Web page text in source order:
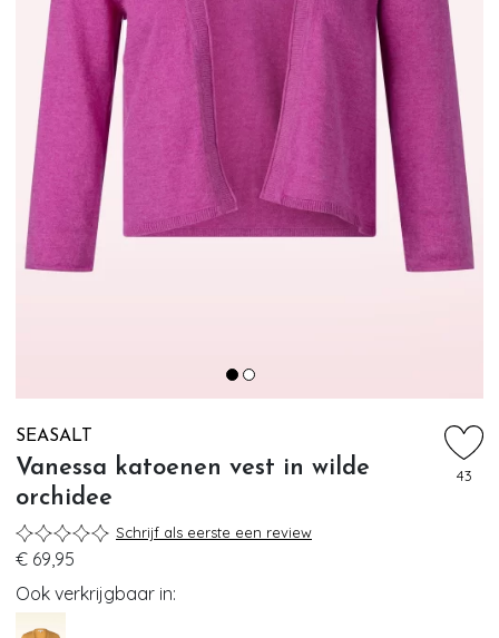
SEASALT
Vanessa katoenen vest in wilde
orchidee
43
Schrijf als eerste een review
€ 69,95
Ook verkrijgbaar in: